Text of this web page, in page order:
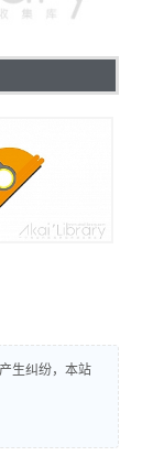
生纠纷，本站